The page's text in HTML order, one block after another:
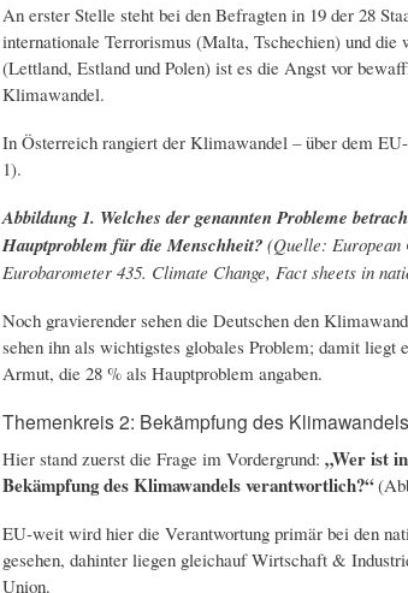
An erster Stelle steht bei den Befragten in 19 der 28
internationale Terrorismus (Malta, Tschechien) und
(Lettland, Estland und Polen) ist es die Angst vor
Klimawandel.
In Österreich rangiert der Klimawandel – über dem
1).
Abbildung 1. Welches der genannten Probleme
Hauptproblem für die Menschheit?(Quelle: European
Eurobarometer 435. Climate Change, Fact sheets in
Noch gravierender sehen die Deutschen den
sehen ihn als wichtigstes globales Problem; damit liegt
Armut, die 28 % als Hauptproblem angaben.
Themenkreis 2: Bekämpfung des Klimawandels
Hier stand zuerst die Frage im Vordergrund: „Wer ist
Bekämpfung des Klimawandels verantwortlich?“
EU-weit wird hier die Verantwortung primär bei den
gesehen, dahinter liegen gleichauf Wirtschaft &
Union.